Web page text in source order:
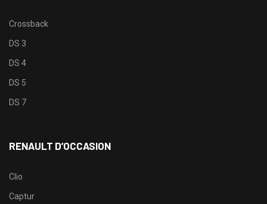
Crossback
DS 3
DS 4
DS 5
DS 7
RENAULT D’OCCASION
Clio
Captur